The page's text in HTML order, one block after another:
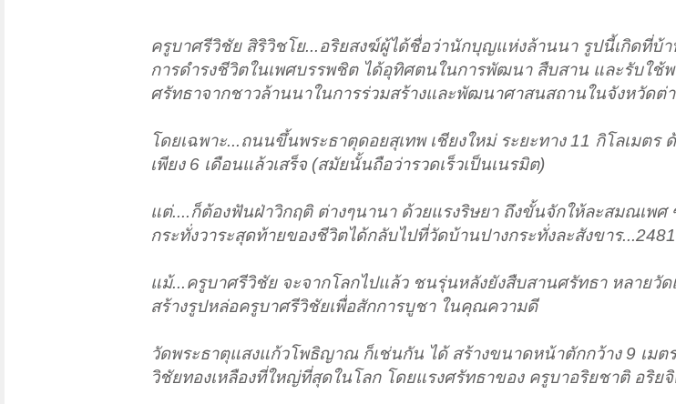
ครูบาศรีวิชัย สิริวิชโย...อริยสงฆ์ผู้ได้ชื่อว่านักบุญแห่งล้านนา รูปนี้เกิดที่บ้า
การดำรงชีวิตในเพศบรรพชิต ได้อุทิศตนในการพัฒนา สืบสาน และรับใช้
ศรัทธาจากชาวล้านนาในการร่วมสร้างและพัฒนาศาสนสถานในจังหวัดต่
โดยเฉพาะ...ถนนขึ้นพระธาตุดอยสุเทพ เชียงใหม่ ระยะทาง 11 กิโลเมตร
เพียง 6 เดือนแล้วเสร็จ (สมัยนั้นถือว่ารวดเร็วเป็นเนรมิต)
แต่....ก็ต้องฟันฝ่าวิกฤติ ต่างๆนานา ด้วยแรงริษยา ถึงขั้นจักให้ละสมณเพ
กระทั่งวาระสุดท้ายของชีวิตได้กลับไปที่วัดบ้านปางกระทั่งละสังขาร...2481
แม้...ครูบาศรีวิชัย จะจากโลกไปแล้ว ชนรุ่นหลังยังสืบสานศรัทธา หลายวั
สร้างรูปหล่อครูบาศรีวิชัยเพื่อสักการบูชา ในคุณความดี
วัดพระธาตุแสงแก้วโพธิญาณ ก็เช่นกัน ได้ สร้างขนาดหน้าตักกว้าง 9 เมต
วิชัยทองเหลืองที่ใหญ่ที่สุดในโลก โดยแรงศรัทธาของ ครูบาอริยชาติ อริย